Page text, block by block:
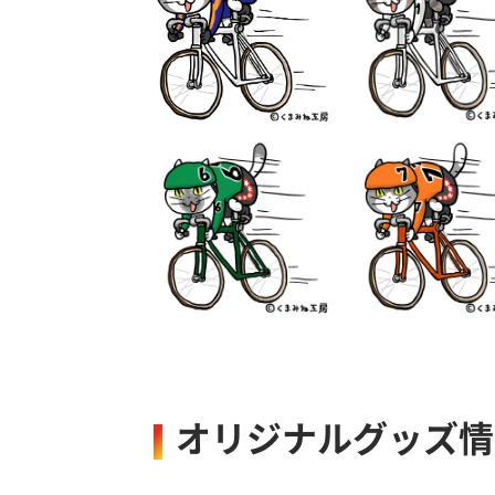
オリジナルグッズ